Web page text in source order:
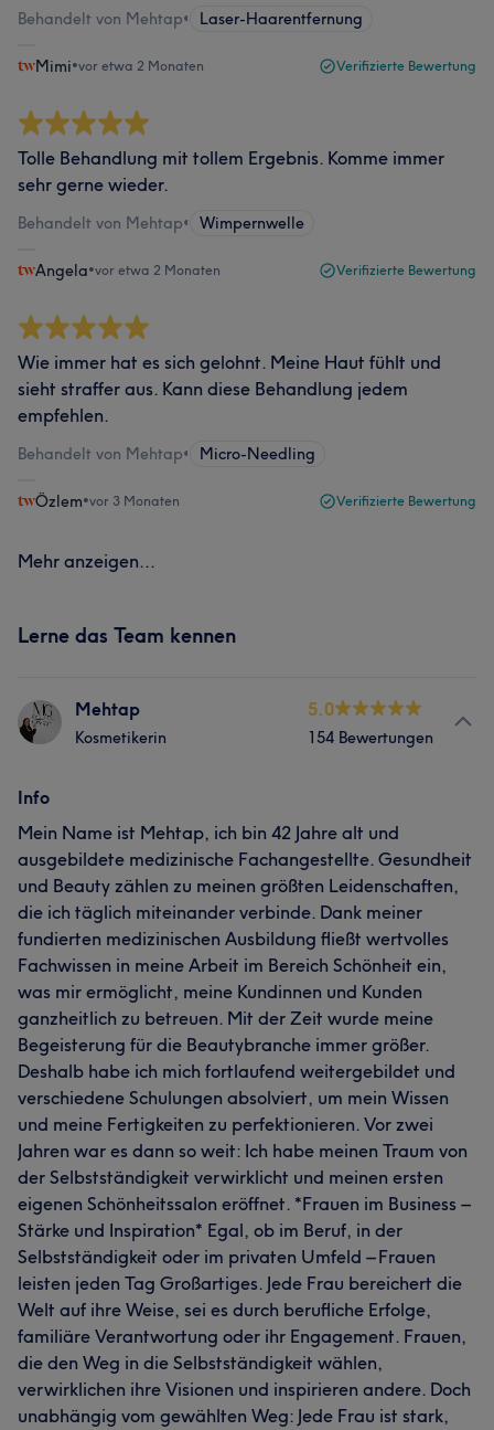
Behandelt von Mehtap• Laser-Haarentfernung
Mimi•vor etwa 2 Monaten Verifizierte Bewertung
Tolle Behandlung mit tollem Ergebnis. Komme immer
sehr gerne wieder.
Behandelt von Mehtap• Wimpernwelle
Angela•vor etwa 2 Monaten Verifizierte Bewertung
Wie immer hat es sich gelohnt. Meine Haut fühlt und
sieht straffer aus. Kann diese Behandlung jedem
empfehlen.
Behandelt von Mehtap• Micro-Needling
Özlem•vor 3 Monaten Verifizierte Bewertung
Mehr anzeigen...
Lerne das Team kennen
Mehtap
Kosmetikerin
5.0
154 Bewertungen
Info
Mein Name ist Mehtap, ich bin 42 Jahre alt und
ausgebildete medizinische Fachangestellte. Gesundheit
und Beauty zählen zu meinen größten Leidenschaften,
die ich täglich miteinander verbinde. Dank meiner
fundierten medizinischen Ausbildung fließt wertvolles
Fachwissen in meine Arbeit im Bereich Schönheit ein,
was mir ermöglicht, meine Kundinnen und Kunden
ganzheitlich zu betreuen. Mit der Zeit wurde meine
Begeisterung für die Beautybranche immer größer.
Deshalb habe ich mich fortlaufend weitergebildet und
verschiedene Schulungen absolviert, um mein Wissen
und meine Fertigkeiten zu perfektionieren. Vor zwei
Jahren war es dann so weit: Ich habe meinen Traum von
der Selbstständigkeit verwirklicht und meinen ersten
eigenen Schönheitssalon eröffnet. *Frauen im Business –
Stärke und Inspiration* Egal, ob im Beruf, in der
Selbstständigkeit oder im privaten Umfeld – Frauen
leisten jeden Tag Großartiges. Jede Frau bereichert die
Welt auf ihre Weise, sei es durch berufliche Erfolge,
familiäre Verantwortung oder ihr Engagement. Frauen,
die den Weg in die Selbstständigkeit wählen,
verwirklichen ihre Visionen und inspirieren andere. Doch
unabhängig vom gewählten Weg: Jede Frau ist stark,